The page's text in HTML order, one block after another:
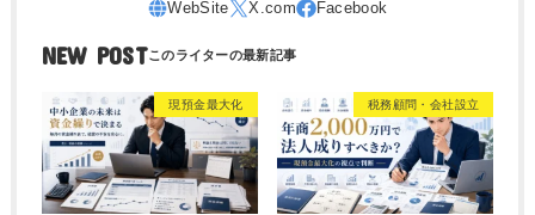
NEW POST
現預金最大化 税務顧問・会社設立